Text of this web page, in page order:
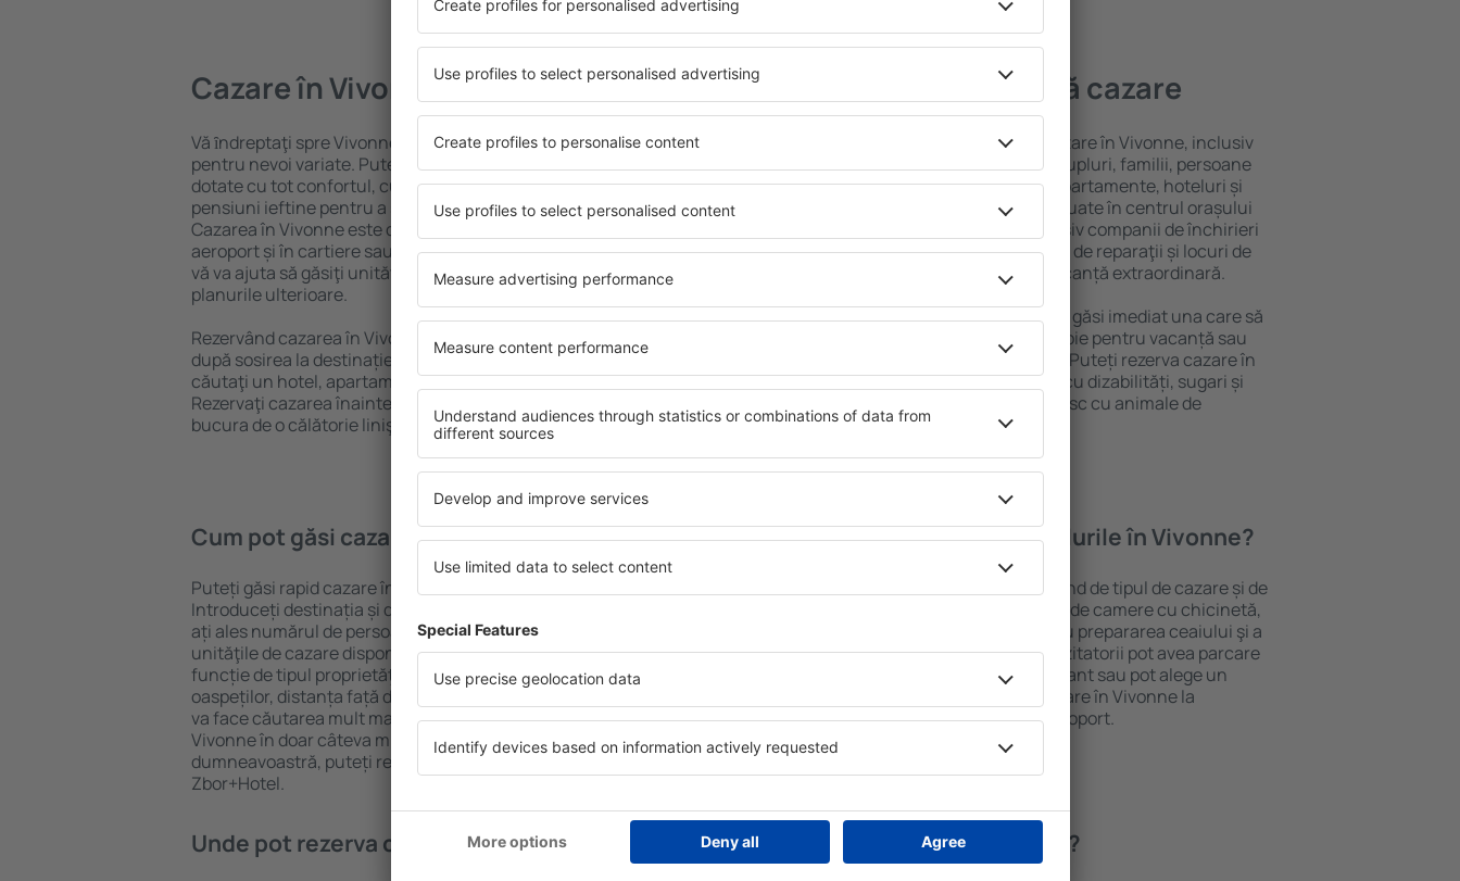
Cazare în Vivonne
Vă ȋndreptaţi spre Vivonne? Găsiți cazare pentru fiecare buget şi
pentru nevoi variate. Puteți beneficia de proprietăți spațioase,
dotate cu tot confortul, cu numeroase facilități, precum și de
pensiuni ieftine pentru a sta câteva zile în timpul unui city break.
Cazarea în Vivonne este disponibilă în centrul orașului, lângă
aeroport și în cartiere sau regiuni mai puțin populare. Acest lucru
vă va ajuta să găsiţi unităţi de cazare în funcție de nevoi și de
planurile ulterioare.
Rezervând cazarea în Vivonne mai devreme, aveți garanţia că
după sosirea la destinație vă puteţi relaxa, fără a fi nevoie să
căutaţi un hotel, apartament sau altă unitate de cazare.
Rezervaţi cazarea înainte de călătoria spre Vivonne și vă veţi
bucura de o călătorie liniştită.
Vivonne – cea mai bună cazare
Puteți alege dintr-o ofertă variată de cazare în Vivonne, inclusiv
proprietăți pentru o singură persoană, cupluri, familii, persoane
ȋn vârstă și grupuri. Oaspeţii pot sta în apartamente, hoteluri și
pensiuni care oferă intimitate și sunt situate în centrul orașului
Vivonne. Facilitățile din apropiere, inclusiv companii de închirieri
auto, transport public, magazine, centre de reparaţii și locuri de
relaxare sau distracţie, garantează o vacanță extraordinară.
Dacă doriţi cazare de lux în Vivonne, veţi găsi imediat una care să
se potrivească. Veți găsi tot ce aveți nevoie pentru vacanță sau
călătoria de afaceri la destinația aleasă. Puteți rezerva cazare în
Vivonne cu facilități pentru persoanele cu dizabilități, sugari și
copii, precum și pentru cei care călătoresc cu animale de
companie.
Cum pot găsi cazare în Vivonne?
Puteți găsi rapid cazare în Vivonne folosind un motor de căutare.
Introduceți destinația și datele de check-in și check-out. După ce
ați ales numărul de persoane, motorul de căutare va afișa
unităţile de cazare disponibile în Vivonne. Filtrarea rezultatelor în
funcție de tipul proprietăţii, numărul de stele, evaluările
oaspeților, distanța față de centru și opțiunea de anulare gratuită
va face căutarea mult mai ușoară. Astfel veți putea găsi cazare în
Vivonne în doar câteva minute. În funcție de nevoile
dumneavoastră, puteți rezerva doar cazare sau un pachet
Zbor+Hotel.
Ce fel de facilităţi oferă hotelurile în Vivonne?
Facilitățile proprietăţilor în Vivonne depind de tipul de cazare și de
numărul de stele. Oaspeții pot beneficia de camere cu chicinetă,
balcon, aer condiționat, ustensile pentru prepararea ceaiului şi a
cafelei, prosoape și acces la internet. Vizitatorii pot avea parcare
gratuită, pot comanda o masă la restaurant sau pot alege un
hotel cu piscină. În plus, pot rezerva cazare în Vivonne la
proprietăți care oferă transport de la aeroport.
Unde pot rezerva cazare în Vivonne? Cât costă cazarea în Vivonne?